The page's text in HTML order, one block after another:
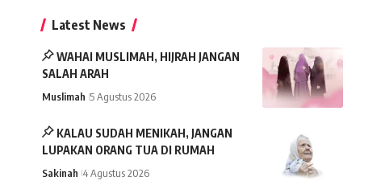
Latest News
WAHAI MUSLIMAH, HIJRAH JANGAN
SALAH ARAH
Muslimah 5 Agustus 2026
KALAU SUDAH MENIKAH, JANGAN
LUPAKAN ORANG TUA DI RUMAH
Sakinah 4 Agustus 2026